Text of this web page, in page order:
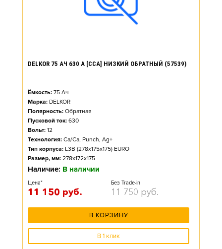
DELKOR 75 АЧ 630 А [CCA] НИЗКИЙ ОБРАТНЫЙ (57539)
Ёмкость: 75 Ач
Марка: DELKOR
Полярность: Обратная
Пусковой ток: 630
Вольт: 12
Технология: Ca/Ca, Punch, Ag+
Тип корпуса: L3B (278x175x175) EURO
Размер, мм: 278x172x175
Наличие: В наличии
Цена*
11 150 руб.
Без Trade-in
11 750 руб.
В КОРЗИНУ
В 1 клик